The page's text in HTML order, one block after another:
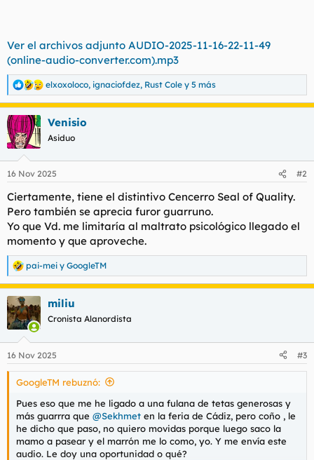
Ver el archivos adjunto AUDIO-2025-11-16-22-11-49
(online-audio-converter.com).mp3
R
e
a
c
c
i
e
s
:
elxoxoloco, ignaciofdez, Rust Cole y 5 más
Venisio
Asiduo
16 Nov 2025 #2
Ciertamente, tiene el distintivo Cencerro Seal of Quality.
Pero también se aprecia furor guarruno.
Yo que Vd. me limitaría al maltrato psicológico llegado el
momento y que aproveche.
R
e
a
c
c
i
e
s
pai-mei y GoogleTM
miliu
Cronista Alanordista
16 Nov 2025 #3
GoogleTM rebuznó:
Pues eso que me he ligado a una fulana de tetas generosas y
más guarrra que @Sekhmet en la feria de Cádiz, pero coño , le
he dicho que paso, no quiero movidas porque luego saco la
mamo a pasear y el marrón me lo como, yo. Y me envía este
audio. Le doy una oportunidad o qué?